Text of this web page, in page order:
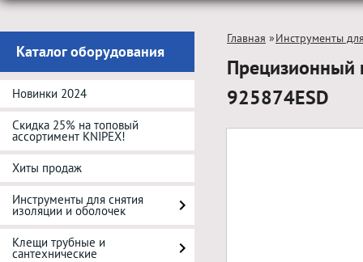
Каталог оборудования
Новинки 2024
Скидка 25% на топовый
ассортимент KNIPEX!
Хиты продаж
Инструменты для снятия
изоляции и оболочек
Клещи трубные и
сантехнические
Главная »Инструменты
Прецизионный
925874ESD